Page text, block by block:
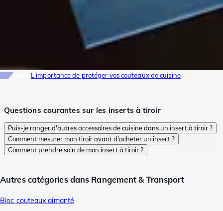
L'importance de protéger vos couteaux de cuisine
Questions courantes sur les inserts à tiroir
Puis-je ranger d'autres accessoires de cuisine dans un insert à tiroir ?
Comment mesurer mon tiroir avant d'acheter un insert ?
Comment prendre soin de mon insert à tiroir ?
Autres catégories dans Rangement & Transport
Bloc couteaux aimanté